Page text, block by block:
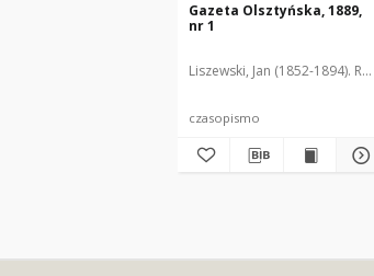
Gazeta Olsztyńska, 1889,
nr 1
Liszewski, Jan (1852-1894). Red.
czasopismo